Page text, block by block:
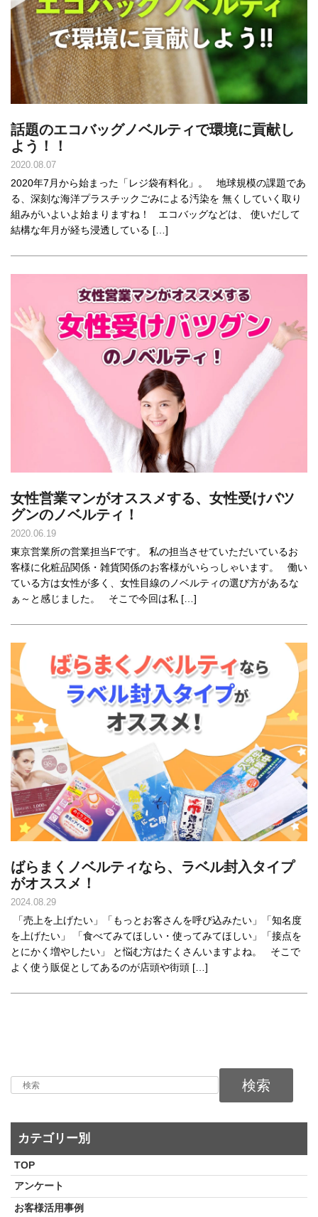
話題のエコバッグノベルティで環境に貢献し
よう！！
2020.08.07
2020年7月から始まった「レジ袋有料化」。 地球規模の課題であ
る、深刻な海洋プラスチックごみによる汚染を 無くしていく取り
組みがいよいよ始まりますね！ エコバッグなどは、 使いだして
結構な年月が経ち浸透している […]
女性営業マンがオススメする、女性受けバツ
グンのノベルティ！
2020.06.19
東京営業所の営業担当Fです。 私の担当させていただいているお
客様に化粧品関係・雑貨関係のお客様がいらっしゃいます。 働い
ている方は女性が多く、女性目線のノベルティの選び方があるな
ぁ～と感じました。 そこで今回は私 […]
ばらまくノベルティなら、ラベル封入タイプ
がオススメ！
2024.08.29
「売上を上げたい」「もっとお客さんを呼び込みたい」「知名度
を上げたい」 「食べてみてほしい・使ってみてほしい」「接点を
とにかく増やしたい」 と悩む方はたくさんいますよね。 そこで
よく使う販促としてあるのが店頭や街頭 […]
検索
カテゴリー別
TOP
アンケート
お客様活用事例